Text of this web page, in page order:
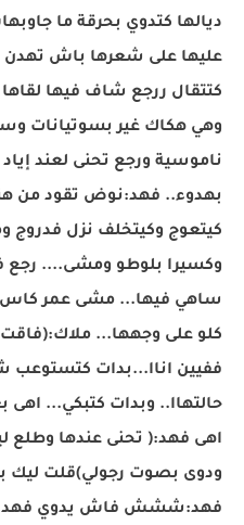
ديالها كتدوي بحرقة ما
عليها على شعرها باش
كتتقال ررجع شاف فيها
وهي هكاك غير بسوتيانات
ناموسية ورجع تحنى لعند
بهدوء.. فهد:نوض تقود من
كيتعوج وكيتخلف نزل فدروج
وكسيرا بلوطو ومشى.... رجع
ساهي فيها... مشى عمر كاس
كلو على وجهها...
ففيين اناا...بدات
حالتهاا.. وبدات كتبكي... اهى
اهى فهد:( تحنى عندها وطلع
ودوى بصوت رجولي)قلت ليك
فهد:ششش فاش يدوي فهد